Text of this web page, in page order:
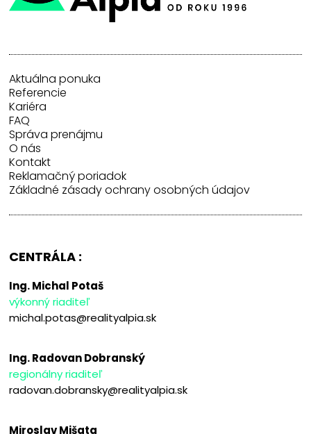
Aktuálna ponuka
Referencie
Kariéra
FAQ
Správa prenájmu
O nás
Kontakt
Reklamačný poriadok
Základné zásady ochrany osobných údajov
CENTRÁLA :
Ing. Michal Potaš
výkonný riaditeľ
michal.potas@realityalpia.sk
Ing. Radovan Dobranský
regionálny riaditeľ
radovan.dobransky@realityalpia.sk
Miroslav Mišata